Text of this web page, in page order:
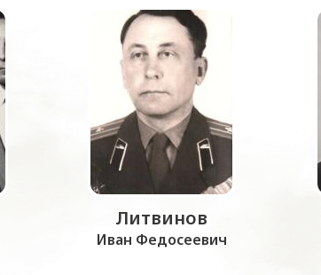
Литвинов
Иван Федосеевич